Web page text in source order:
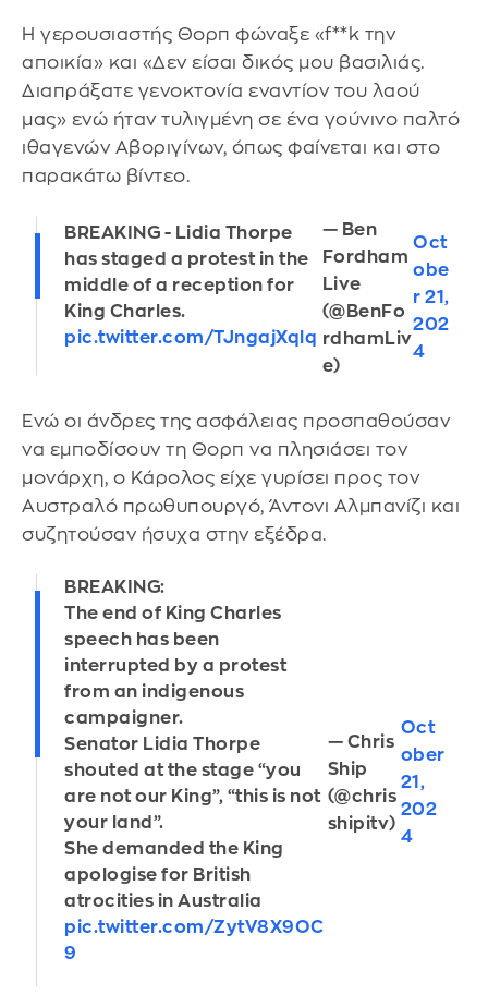
Η γερουσιαστής Θορπ φώναξε «f**k την
αποικία» και «Δεν είσαι δικός μου βασιλιάς.
Διαπράξατε γενοκτονία εναντίον του λαού
μας» ενώ ήταν τυλιγμένη σε ένα γούνινο παλτό
ιθαγενών Αβοριγίνων, όπως φαίνεται και στο
παρακάτω βίντεο.
BREAKING - Lidia Thorpe
has staged a protest in the
middle of a reception for
King Charles.
pic.twitter.com/TJngajXqlq
— Ben
Fordham
Live
(@BenFo
rdhamLiv
e)
Oct
obe
r 21,
202
4
Ενώ οι άνδρες της ασφάλειας προσπαθούσαν
να εμποδίσουν τη Θορπ να πλησιάσει τον
μονάρχη, ο Κάρολος είχε γυρίσει προς τον
Αυστραλό πρωθυπουργό, Άντονι Αλμπανίζι και
συζητούσαν ήσυχα στην εξέδρα.
BREAKING:
The end of King Charles
speech has been
interrupted by a protest
from an indigenous
campaigner.
Senator Lidia Thorpe
shouted at the stage “you
are not our King”, “this is not
your land”.
She demanded the King
apologise for British
atrocities in Australia
pic.twitter.com/ZytV8X9OC
9
— Chris
Ship
(@chris
shipitv)
Oct
ober
21,
202
4